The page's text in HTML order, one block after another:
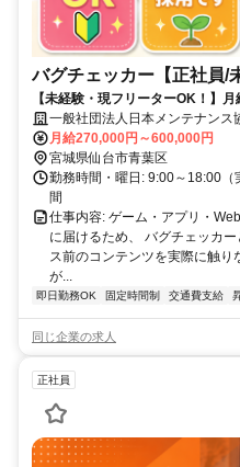
バグチェッカー【正社員/
【未経験・現フリーターOK！】
間休日120日以上
一般社団法人日本メンテナンス
月給270,000円～600,000円
宮城県仙台市青葉区
勤務時間・曜日: 9:00～18:00
間
仕事内容: ゲーム・アプリ・
に届けるため、 バグチェッカ
ス前のコンテンツを実際に触
が...
即日勤務OK 固定時間制 交通費支給
同じ企業の求人
正社員